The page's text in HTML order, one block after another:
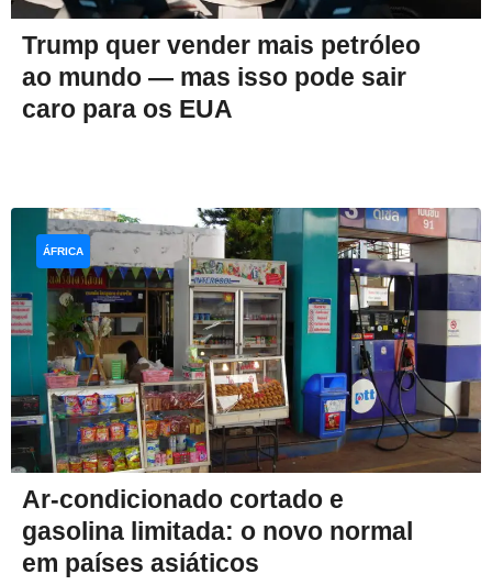
Trump quer vender mais petróleo
ao mundo — mas isso pode sair
caro para os EUA
Ar-condicionado cortado e
gasolina limitada: o novo normal
em países asiáticos
ÁFRICA